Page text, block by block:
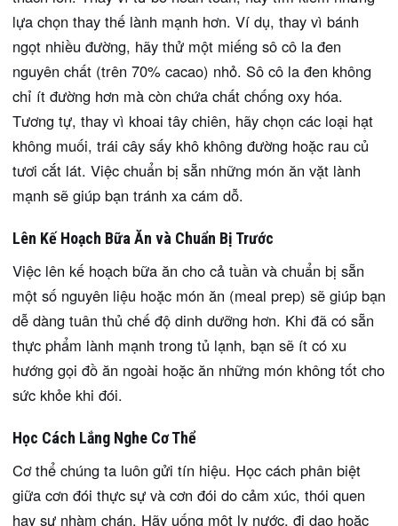
lựa chọn thay thế lành mạnh hơn. Ví dụ, thay vì bánh
ngọt nhiều đường, hãy thử một miếng sô cô la đen
nguyên chất (trên 70% cacao) nhỏ. Sô cô la đen không
chỉ ít đường hơn mà còn chứa chất chống oxy hóa.
Tương tự, thay vì khoai tây chiên, hãy chọn các loại hạt
không muối, trái cây sấy khô không đường hoặc rau củ
tươi cắt lát. Việc chuẩn bị sẵn những món ăn vặt lành
mạnh sẽ giúp bạn tránh xa cám dỗ.
Lên Kế Hoạch Bữa Ăn và Chuẩn Bị Trước
Việc lên kế hoạch bữa ăn cho cả tuần và chuẩn bị sẵn
một số nguyên liệu hoặc món ăn (meal prep) sẽ giúp bạn
dễ dàng tuân thủ chế độ dinh dưỡng hơn. Khi đã có sẵn
thực phẩm lành mạnh trong tủ lạnh, bạn sẽ ít có xu
hướng gọi đồ ăn ngoài hoặc ăn những món không tốt cho
sức khỏe khi đói.
Học Cách Lắng Nghe Cơ Thể
Cơ thể chúng ta luôn gửi tín hiệu. Học cách phân biệt
giữa cơn đói thực sự và cơn đói do cảm xúc, thói quen
hay sự nhàm chán. Hãy uống một ly nước, đi dạo hoặc